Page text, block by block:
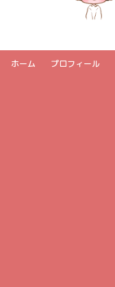
ホーム プロフィール